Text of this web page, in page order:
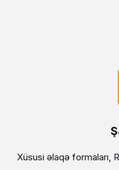
Xüsusi əlaqə formaları,